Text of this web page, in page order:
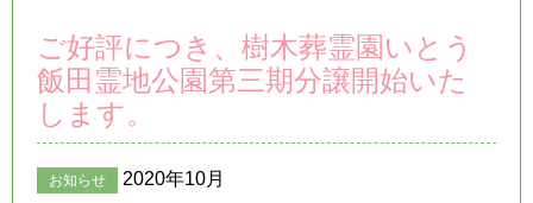
ご好評につき、樹木葬霊園いとう
飯田霊地公園第三期分譲開始いた
します。
お知らせ 2020年10月